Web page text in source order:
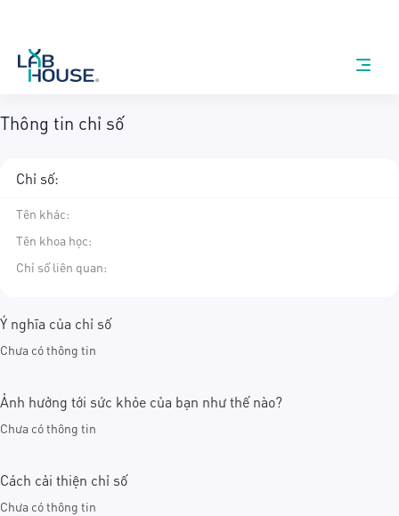
Thông tin chỉ số
Chỉ số:
Tên khác:
Tên khoa học:
Chỉ số liên quan:
Ý nghĩa của chỉ số
Chưa có thông tin
Ảnh hưởng tới sức khỏe của bạn như thế nào?
Chưa có thông tin
Cách cải thiện chỉ số
Chưa có thông tin